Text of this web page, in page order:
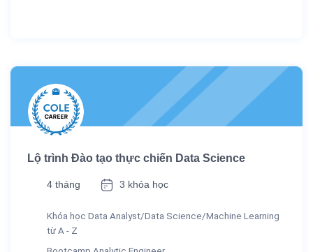
Lộ trình Đào tạo thực chiến Data Science
4 tháng 3 khóa học
Khóa học Data Analyst/Data Science/Machine Learning
từ A - Z